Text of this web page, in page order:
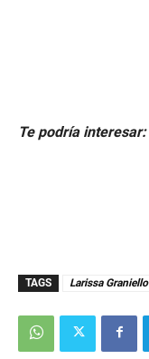
Te podría interesar:
TAGS Larissa Graniello